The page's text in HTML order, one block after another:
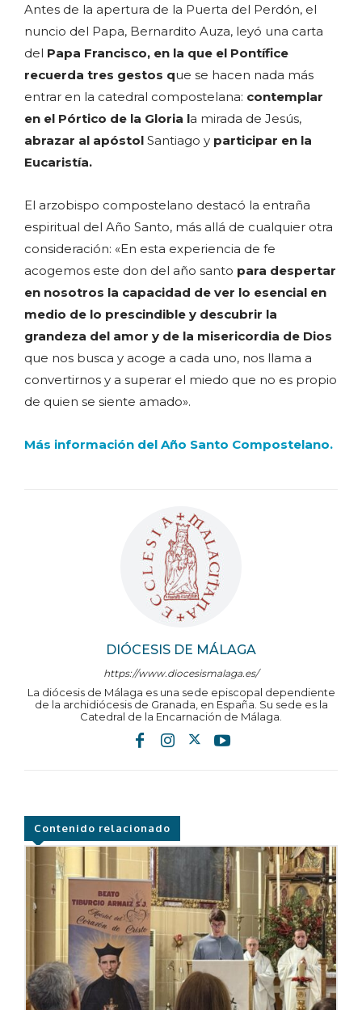
DIÓCESIS DE MÁLAGA
https://www.diocesismalaga.es/
La diócesis de Málaga es una sede episcopal dependiente
de la archidiócesis de Granada, en España. Su sede es la
Catedral de la Encarnación de Málaga.
Antes de la apertura de la Puerta del Perdón, el
nuncio del Papa, Bernardito Auza, leyó una carta
del Papa Francisco, en la que el Pontífice
recuerda tres gestos que se hacen nada más
entrar en la catedral compostelana: contemplar
en el Pórtico de la Gloria la mirada de Jesús,
abrazar al apóstol Santiago y participar en la
Eucaristía.
El arzobispo compostelano destacó la entraña
espiritual del Año Santo, más allá de cualquier otra
consideración: «En esta experiencia de fe
acogemos este don del año santo para despertar
en nosotros la capacidad de ver lo esencial en
medio de lo prescindible y descubrir la
grandeza del amor y de la misericordia de Dios
que nos busca y acoge a cada uno, nos llama a
convertirnos y a superar el miedo que no es propio
de quien se siente amado».
Más información del Año Santo Compostelano.
Contenido relacionado